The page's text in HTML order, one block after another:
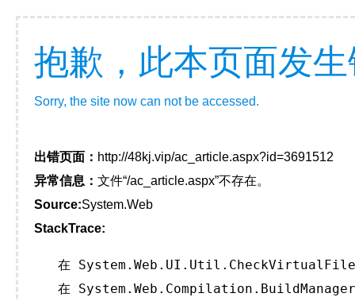
抱歉，此本页面发
Sorry, the site now can not be accessed.
出错页面： http://48kj.vip/ac_article.aspx?id=3691512
异常信息： 文件“/ac_article.aspx”不存在。
Source:System.Web
StackTrace:
在
在